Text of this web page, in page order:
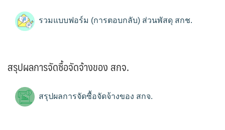
รวมแบบฟอร์ม (การตอบกลับ) ส่วนพัสดุ สกช.
สรุปผลการจัดซื้อจัดจ้างของ สกจ.
สรุปผลการจัดซื้อจัดจ้างของ สกจ.